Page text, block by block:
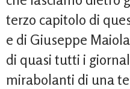
terzo capitolo di
e di Giuseppe
di quasi tutti i
mirabolanti di una